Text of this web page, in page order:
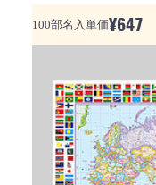
100部名入単価¥647